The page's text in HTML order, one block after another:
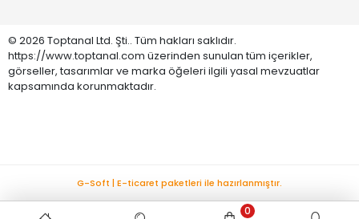
© 2026 Toptanal Ltd. Şti.. Tüm hakları saklıdır.
https://www.toptanal.com üzerinden sunulan tüm içerikler,
görseller, tasarımlar ve marka öğeleri ilgili yasal mevzuatlar
kapsamında korunmaktadır.
0
G-Soft | E-ticaret paketleri ile hazırlanmıştır.